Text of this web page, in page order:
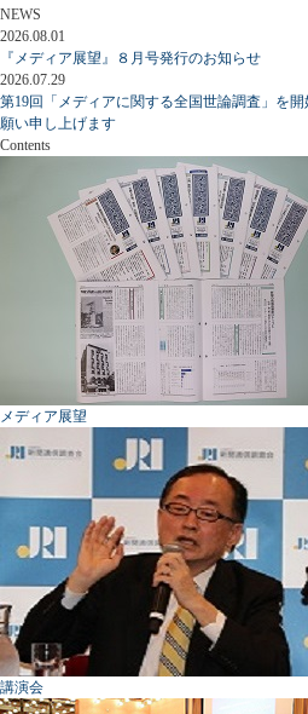
NEWS
2026.08.01
『メディア展望』８月号発行のお知らせ
2026.07.29
第19回「メディアに関する全国世論調査」を
願い申し上げます
Contents
メディア展望
講演会